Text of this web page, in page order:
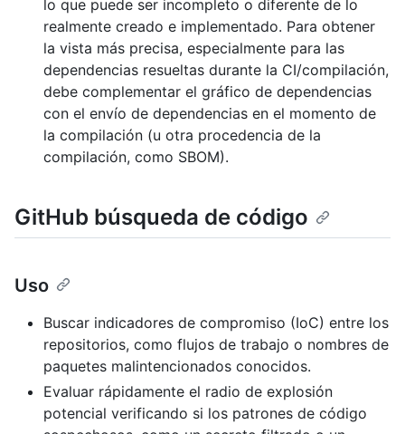
lo que puede ser incompleto o diferente de lo
realmente creado e implementado. Para obtener
la vista más precisa, especialmente para las
dependencias resueltas durante la CI/compilación,
debe complementar el gráfico de dependencias
con el envío de dependencias en el momento de
la compilación (u otra procedencia de la
compilación, como SBOM).
GitHub búsqueda de código
Uso
Buscar indicadores de compromiso (IoC) entre los
repositorios, como flujos de trabajo o nombres de
paquetes malintencionados conocidos.
Evaluar rápidamente el radio de explosión
potencial verificando si los patrones de código